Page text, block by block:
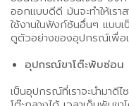
ออกแบบดีดี มันจะทำให้เรา
ใช้งานในฟังก์ชันอื่นๆ แบบเ
ดูตัวอย่างของอุปกรณ์เพื่อเ
อุปกรณ์ขาโต๊ะพับซ่อน
เป็นอุปกรณ์ที่เราจะนำมาดี